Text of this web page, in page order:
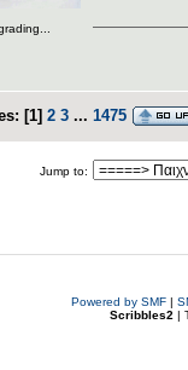
[1] 2 3 ... 1475
Jump to:
Powered by SMF|
Scribbles2 |